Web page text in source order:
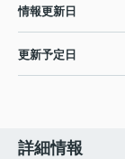
情報更新日
更新予定日
詳細情報